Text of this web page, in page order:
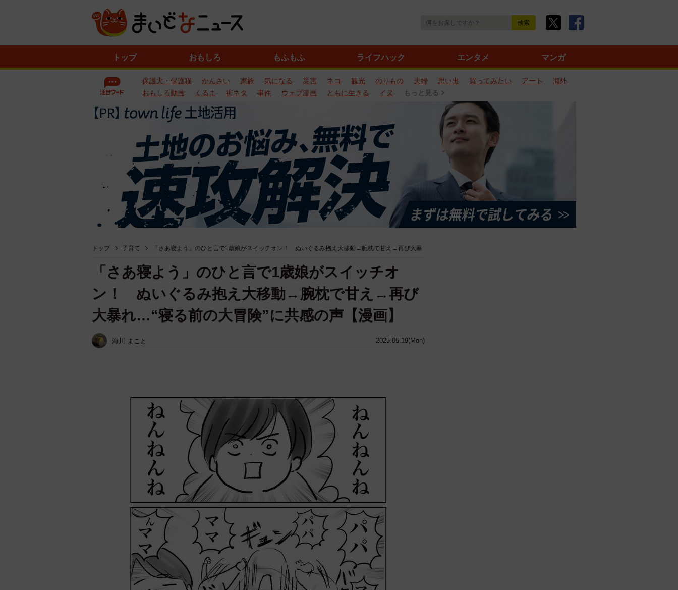
トップ おもしろ もふもふ ライフハック エンタメ マンガ
保護犬・保護猫 かんさい 家族 気になる 災害 ネコ 観光 のりもの 夫婦 思い出 買ってみたい アート
海外
おもしろ動画
くるま 街ネタ 事件 ウェブ漫画 ともに生きる イヌ もっと見る
トップ 子育て 「さあ寝よう」のひと言で1歳娘がスイッチオン！ ぬいぐるみ抱え大移動→腕枕で甘え→再び大暴
2025.05.19(Mon)
「さあ寝よう」のひと言で1歳娘がスイッチオ
ン！ ぬいぐるみ抱え大移動→腕枕で甘え→再び
大暴れ…“寝る前の大冒険”に共感の声【漫画】
海川 まこと